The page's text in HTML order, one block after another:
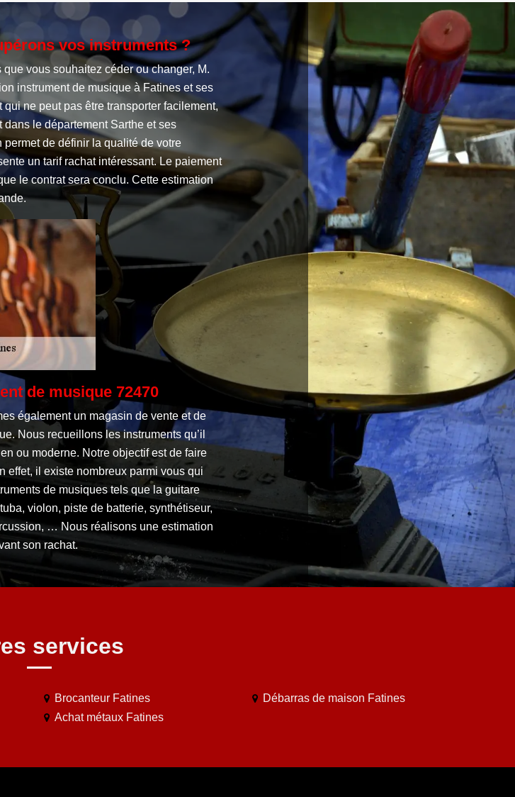
vos instruments ?
vous souhaitez céder ou changer, M.
instrument de musique à Fatines et ses
qui ne peut pas être transporter facilement,
le département Sarthe et ses
permet de définir la qualité de votre
un tarif rachat intéressant. Le paiement
le contrat sera conclu. Cette estimation
de musique 72470
également un magasin de vente et de
Nous recueillons les instruments qu’il
ou moderne. Notre objectif est de faire
effet, il existe nombreux parmi vous qui
de musiques tels que la guitare
violon, piste de batterie, synthétiseur,
… Nous réalisons une estimation
son rachat.
services
Brocanteur Fatines
Débarras de maison Fatines
Achat métaux Fatines